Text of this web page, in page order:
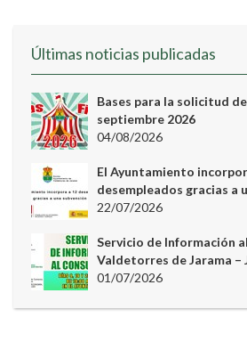
Últimas noticias publicadas
Bases para la solicitud
septiembre 2026
04/08/2026
El Ayuntamiento
desempleados gracias a
22/07/2026
Servicio de Información
Valdetorres de Jarama –
01/07/2026